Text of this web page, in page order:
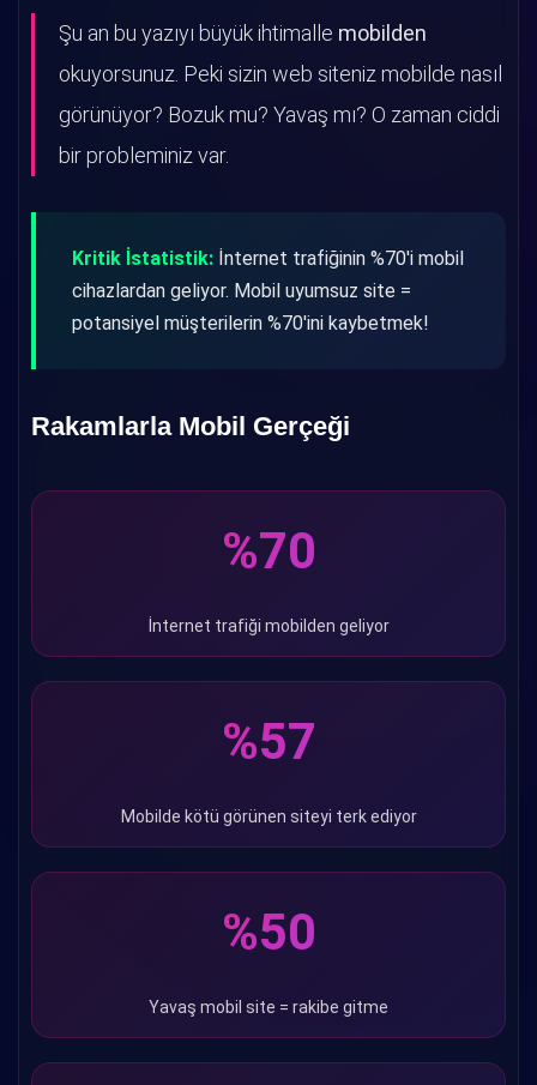
Şu an bu yazıyı büyük ihtimalle mobilden
okuyorsunuz. Peki sizin web siteniz mobilde nasıl
görünüyor? Bozuk mu? Yavaş mı? O zaman ciddi
bir probleminiz var.
Kritik İstatistik: İnternet trafiğinin %70'i mobil
cihazlardan geliyor. Mobil uyumsuz site =
potansiyel müşterilerin %70'ini kaybetmek!
Rakamlarla Mobil Gerçeği
%70
İnternet trafiği mobilden geliyor
%57
Mobilde kötü görünen siteyi terk ediyor
%50
Yavaş mobil site = rakibe gitme